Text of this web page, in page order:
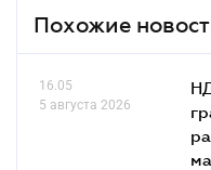
Похожие
16.05
5 августа 2026